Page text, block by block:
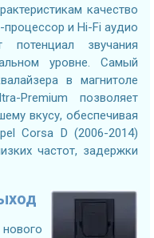
качество
процессор и Hi-Fi аудио
потенциал звучания
уровне. Самый
в магнитоле
Premium позволяет
вкусу, обеспечивая
Corsa D (2006-2014)
частот, задержки